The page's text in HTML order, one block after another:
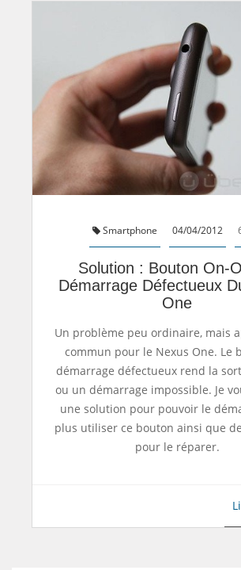
Smartphone 04/04/2012
Solution : Bouton On-
Démarrage Défectueux
One
Un problème peu ordinaire, mais
commun pour le Nexus One. Le
démarrage défectueux rend la
ou un démarrage impossible. Je
une solution pour pouvoir le
plus utiliser ce bouton ainsi que
pour le réparer.